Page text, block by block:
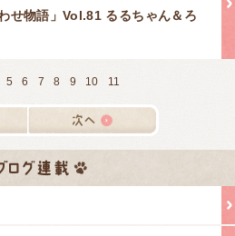
せ物語」Vol.81 るるちゃん＆ろ
5 6 7 8 9 10 11